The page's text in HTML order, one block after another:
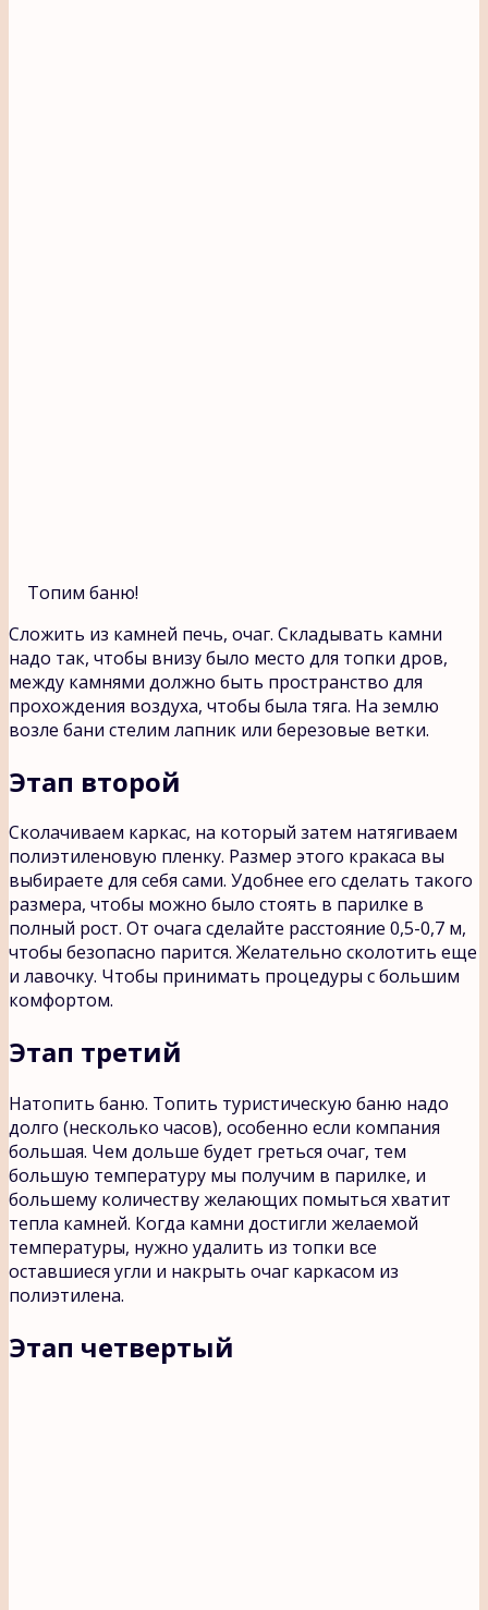
Топим баню!
Сложить из камней печь, очаг. Складывать камни
надо так, чтобы внизу было место для топки дров,
между камнями должно быть пространство для
прохождения воздуха, чтобы была тяга. На землю
возле бани стелим лапник или березовые ветки.
Этап второй
Сколачиваем каркас, на который затем натягиваем
полиэтиленовую пленку. Размер этого кракаса вы
выбираете для себя сами. Удобнее его сделать такого
размера, чтобы можно было стоять в парилке в
полный рост. От очага сделайте расстояние 0,5-0,7 м,
чтобы безопасно парится. Желательно сколотить еще
и лавочку. Чтобы принимать процедуры с большим
комфортом.
Этап третий
Натопить баню. Топить туристическую баню надо
долго (несколько часов), особенно если компания
большая. Чем дольше будет греться очаг, тем
большую температуру мы получим в парилке, и
большему количеству желающих помыться хватит
тепла камней. Когда камни достигли желаемой
температуры, нужно удалить из топки все
оставшиеся угли и накрыть очаг каркасом из
полиэтилена.
Этап четвертый